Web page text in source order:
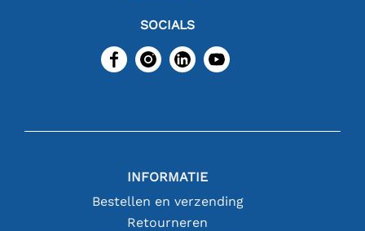
SOCIALS
INFORMATIE
Bestellen en verzending
Retourneren